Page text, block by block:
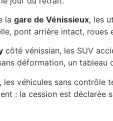
la gare de Vénissieux, les
pont arrière intact, roues
côté vénissian, les SUV
déformation, un
, les véhicules sans contrôle
: la cession est déclarée